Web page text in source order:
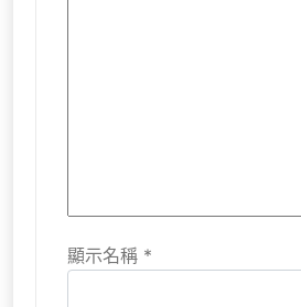
顯示名稱 *